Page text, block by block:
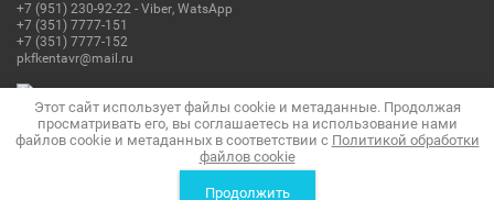
+7 (951) 230-92-22 - Viber, WatsApp
+7 (351) 7777-151
+7 (351) 7777-152
pkfkentavr@mail.ru
в студии Мегагрупп
Этот сайт использует файлы cookie и метаданные. Продолжая
просматривать его, вы соглашаетесь на использование нами
файлов cookie и метаданных в соответствии с Политикой обработки
файлов cookie
Продолжить